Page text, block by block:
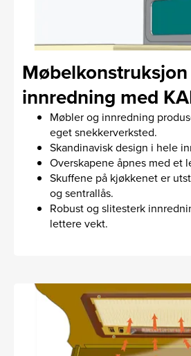
innredning med
Møbler og innredning
eget snekkerverksted.
Skandinavisk design i hele
Overskapene åpnes med et
Skuffene på kjøkkenet er
og sentrallås.
Robust og slitesterk
lettere vekt.